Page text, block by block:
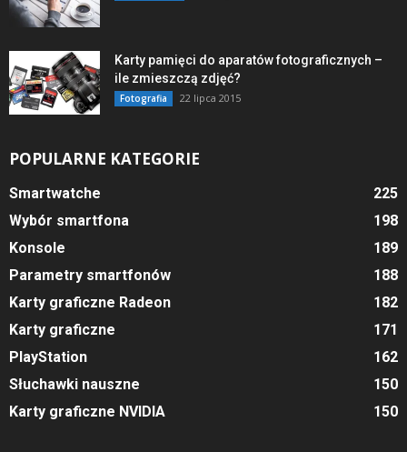
Karty pamięci do aparatów fotograficznych –
ile zmieszczą zdjęć?
Fotografia 22 lipca 2015
POPULARNE KATEGORIE
Smartwatche
225
Wybór smartfona
198
Konsole
189
Parametry smartfonów
188
Karty graficzne Radeon
182
Karty graficzne
171
PlayStation
162
Słuchawki nauszne
150
Karty graficzne NVIDIA
150